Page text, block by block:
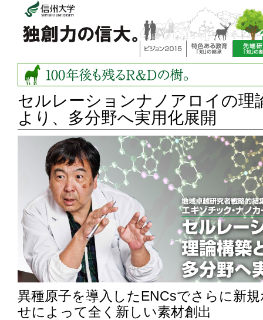
セルレーションナノアロイの理
より、多分野へ実用化展開
異種原子を導入したENCsでさらに新
せによって全く新しい素材創出